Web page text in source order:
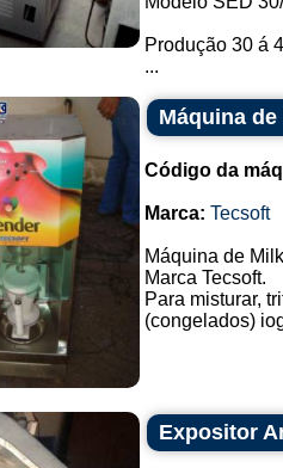
Produção 30 á
...
Máquina
Código da
Marca: Tecsoft
Máquina de
Marca Tecsoft.
Para misturar,
(congelados)
Expositor